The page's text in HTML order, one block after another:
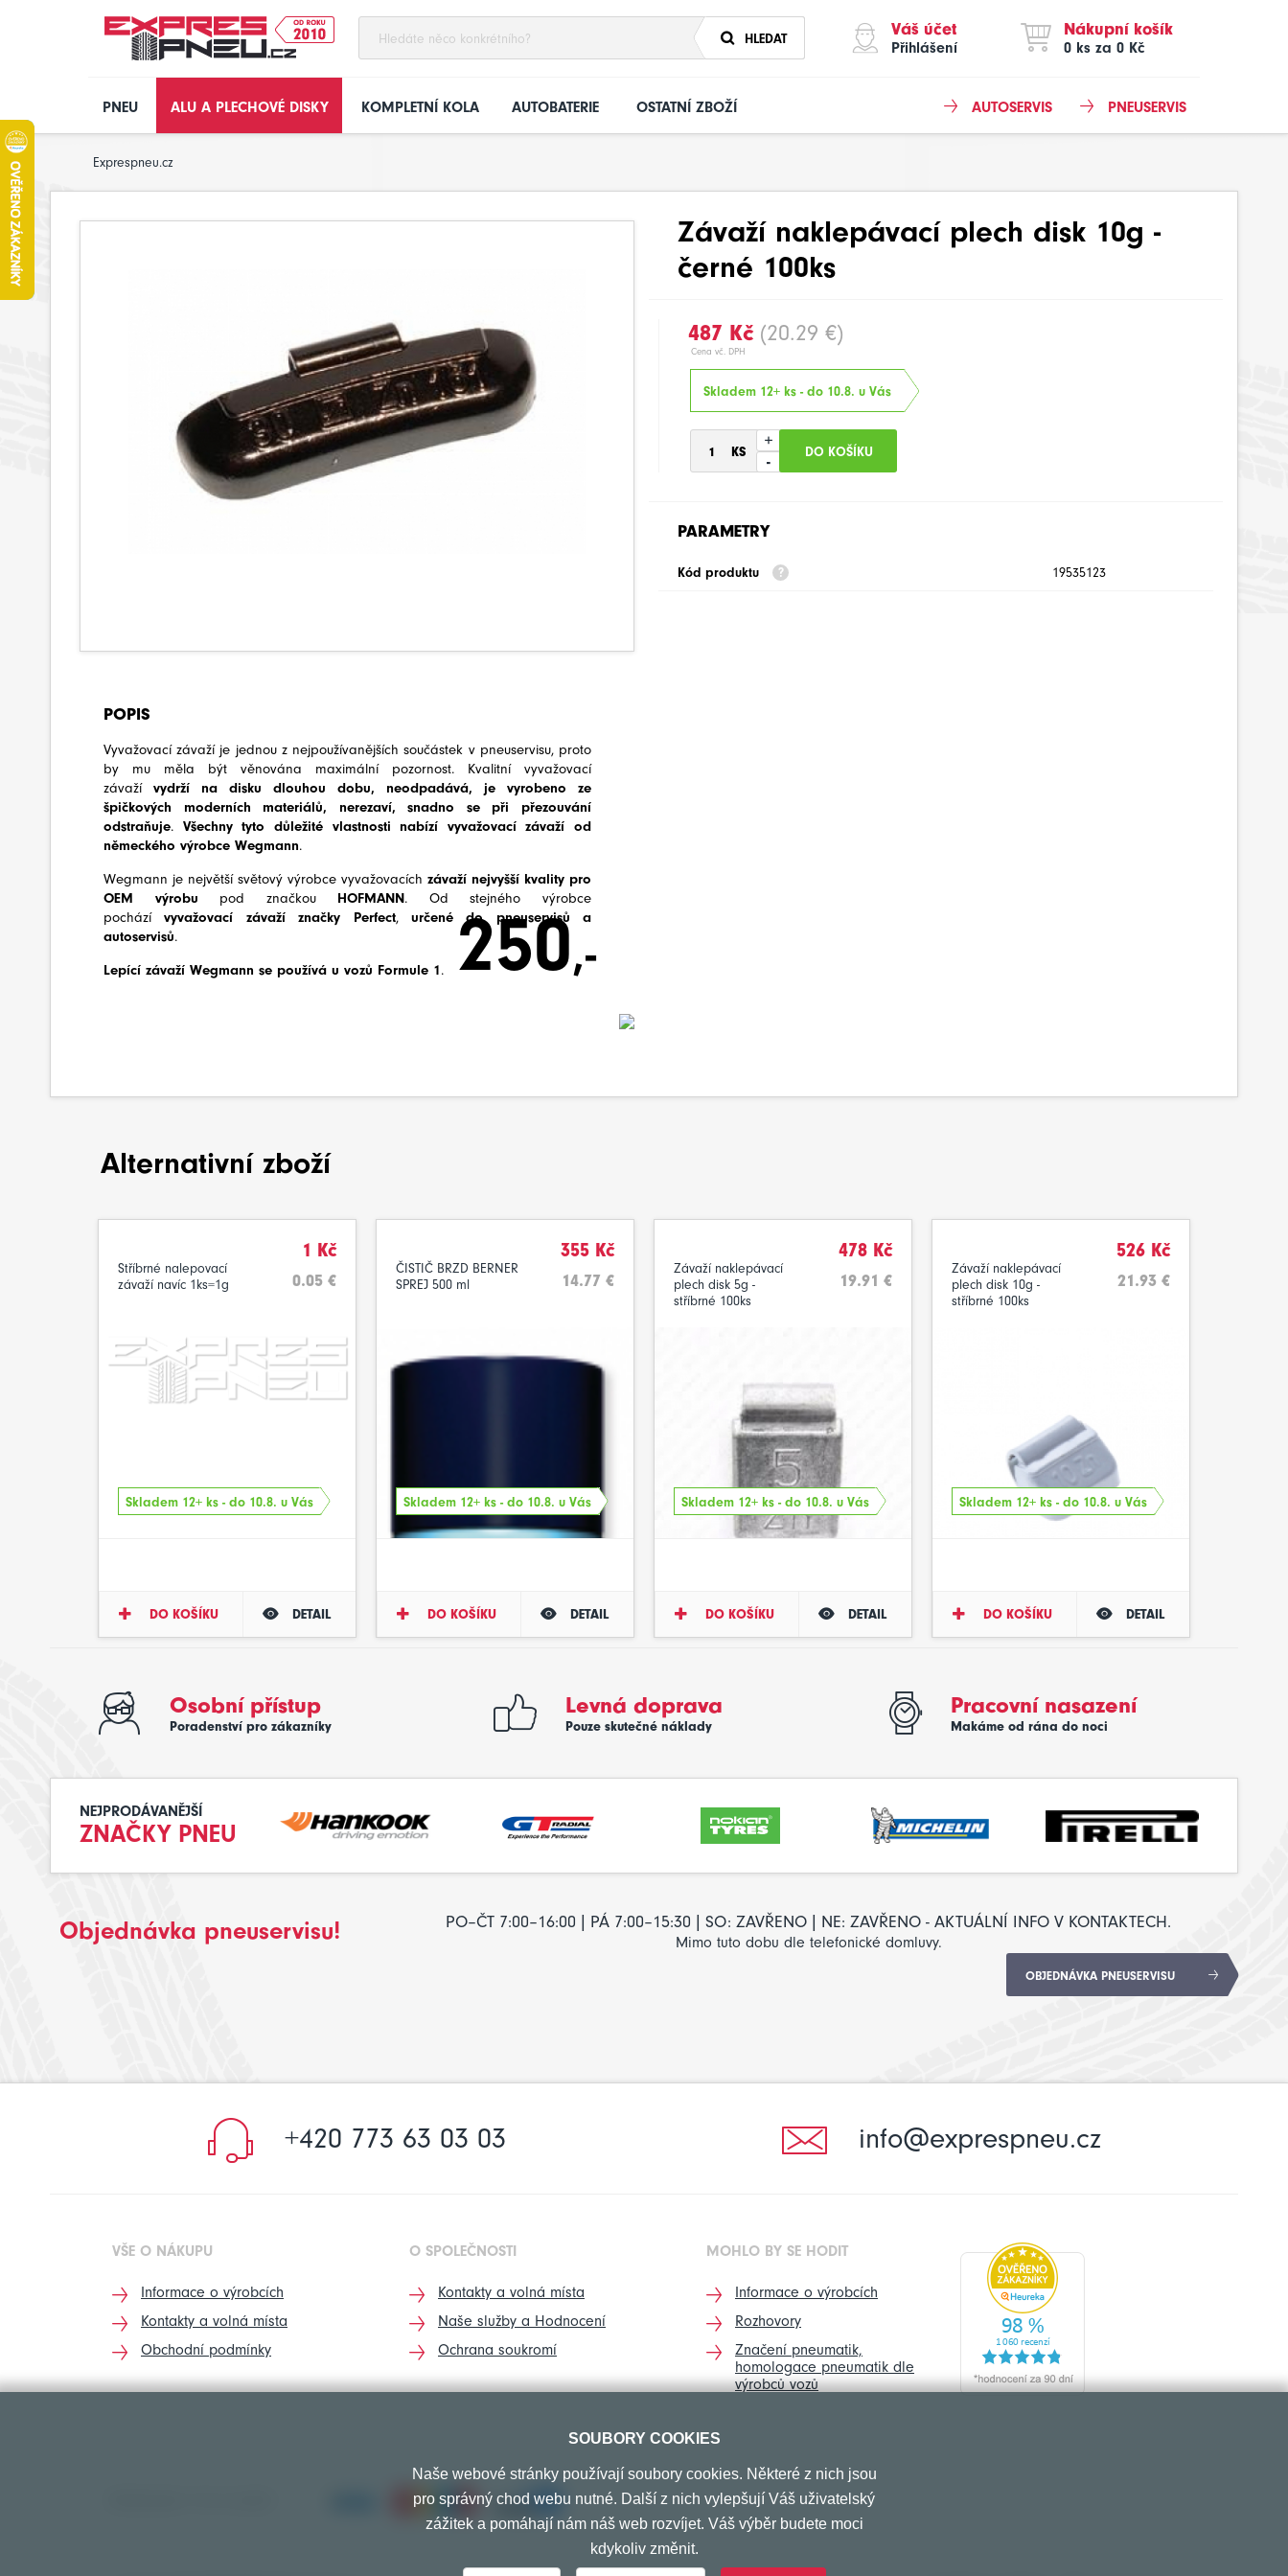
HLEDAT Váš účet
Přihlášení
Nákupní košík
0 ks za 0 Kč
PNEU ALU A PLECHOVÉ DISKY KOMPLETNÍ KOLA AUTOBATERIE OSTATNÍ ZBOŽÍ PNEUSERVIS
AUTOSERVIS
Exprespneu.cz
POPIS
Vyvažovací závaží je jednou z nejpoužívanějších součástek v pneuservisu, proto
by mu měla být věnována maximální pozornost. Kvalitní vyvažovací
závaží vydrží na disku dlouhou dobu, neodpadává, je vyrobeno ze
špičkových moderních materiálů, nerezaví, snadno se při přezouvání
odstraňuje. Všechny tyto důležité vlastnosti nabízí vyvažovací závaží od
německého výrobce Wegmann.
Wegmann je největší světový výrobce vyvažovacích závaží nejvyšší kvality pro
OEM výrobu pod značkou HOFMANN. Od stejného výrobce
pocházívyvažovací závaží značky Perfect, určené do pneuservisů a
autoservisů.
Lepící závaží Wegmann se používá u vozů Formule 1. 250,-
Závaží naklepávací plech disk 10g -
černé 100ks
487 Kč (20.29 €)
Cena vč. DPH
Skladem 12+ ks - do 10.8. u Vás
+
-
PARAMETRY
Kód produktu 19535123
Alternativní zboží
Stříbrné nalepovací
závaží navíc 1ks=1g
1 Kč
0.05 €
Skladem 12+ ks - do 10.8. u Vás
DO KOŠÍKU DETAIL
ČISTIČ BRZD BERNER
SPREJ 500 ml
355 Kč
14.77 €
Skladem 12+ ks - do 10.8. u Vás
DO KOŠÍKU DETAIL
Závaží naklepávací
plech disk 5g -
stříbrné 100ks
478 Kč
19.91 €
Skladem 12+ ks - do 10.8. u Vás
DO KOŠÍKU DETAIL
Závaží naklepávací
plech disk 10g -
stříbrné 100ks
526 Kč
21.93 €
Skladem 12+ ks - do 10.8. u Vás
DO KOŠÍKU DETAIL
Osobní přístup
Poradenství pro zákazníky
Levná doprava
Pouze skutečné náklady
Pracovní nasazení
Makáme od rána do noci
NEJPRODÁVANĚJŠÍ
ZNAČKY PNEU
Objednávka pneuservisu! PO–ČT 7:00–16:00 | PÁ 7:00–15:30 | SO: ZAVŘENO | NE: ZAVŘENO - AKTUÁLNÍ INFO V KONTAKTECH.
Mimo tuto dobu dle telefonické domluvy.
OBJEDNÁVKA PNEUSERVISU
+420 773 63 03 03 info@exprespneu.cz
VŠE O NÁKUPU
Informace o výrobcích
Kontakty a volná místa
Obchodní podmínky
O SPOLEČNOSTI
Kontakty a volná místa
Naše služby a Hodnocení
Ochrana soukromí
MOHLO BY SE HODIT
Informace o výrobcích
Rozhovory
Značení pneumatik,
homologace pneumatik dle
výrobců vozů
SOUBORY COOKIES
Naše webové stránky používají soubory cookies. Některé z nich jsou
pro správný chod webu nutné. Další z nich vylepšují Váš uživatelský
zážitek a pomáhají nám náš web rozvíjet. Váš výběr budete moci
kdykoliv změnit.